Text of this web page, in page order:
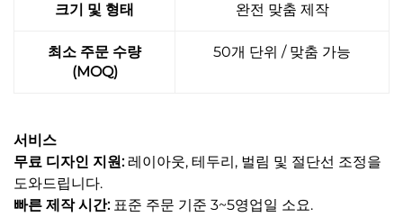
크기 및 형태 완전 맞춤 제작
최소 주문 수량
(MOQ)
50개 단위 / 맞춤 가능
서비스
무료 디자인 지원: 레이아웃, 테두리, 벌림 및 절단선 조정을
도와드립니다.
빠른 제작 시간: 표준 주문 기준 3~5영업일 소요.